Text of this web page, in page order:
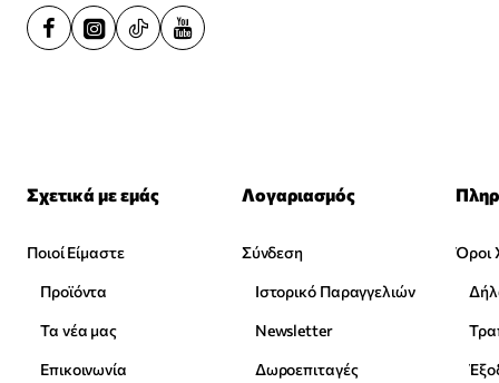
Σχετικά με εμάς
Ποιοί Είμαστε
Προϊόντα
Τα νέα μας
Επικοινωνία
Λογαριασμός
Σύνδεση
Ιστορικό Παραγγελιών
Newsletter
Δωροεπιταγές
Όροι